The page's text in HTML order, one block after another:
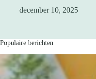
december 10, 2025
Populaire berichten